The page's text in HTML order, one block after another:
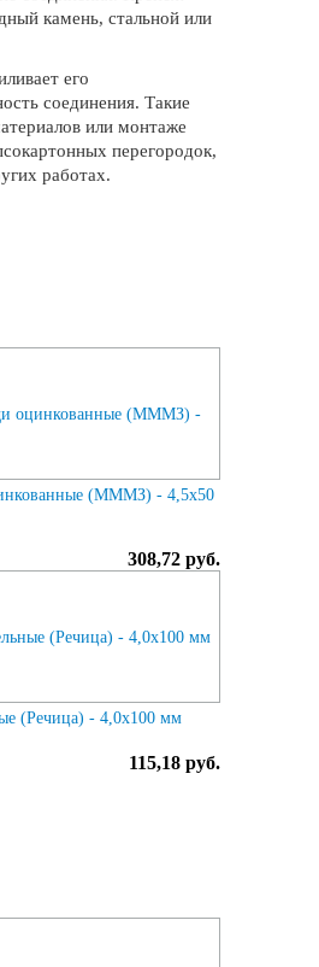
камень, стальной или
его
соединения. Такие
или монтаже
перегородок,
работах.
(МММЗ) - 4,5х50
308,72 руб.
(Речица) - 4,0х100 мм
115,18 руб.